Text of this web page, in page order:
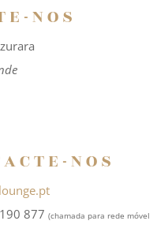
NOS
NOS
877(chamada para rede móvel